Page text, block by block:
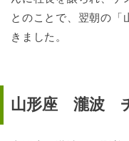
とのことで、翌朝の「
きました。
山形座 瀧波